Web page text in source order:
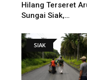
Hilang Terseret
Sungai Siak,
Dilakukan
SIAK